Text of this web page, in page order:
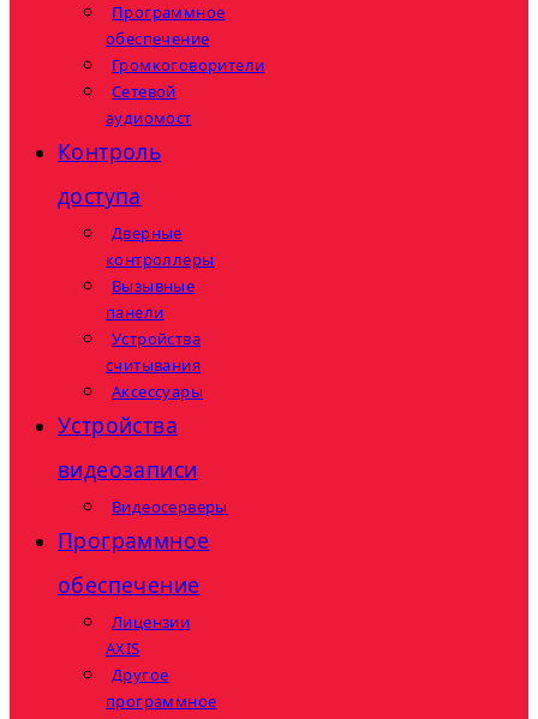
Программное
обеспечение
Громкоговорители
Сетевой
аудиомост
Контроль
доступа
Дверные
контроллеры
Вызывные
панели
Устройства
считывания
Аксессуары
Устройства
видеозаписи
Видеосерверы
Программное
обеспечение
Лицензии
AXIS
Другое
программное